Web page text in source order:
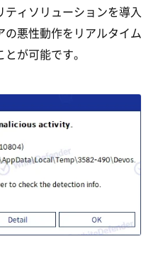
ィソリューションを導入
の悪性動作をリアルタイム
が可能です。